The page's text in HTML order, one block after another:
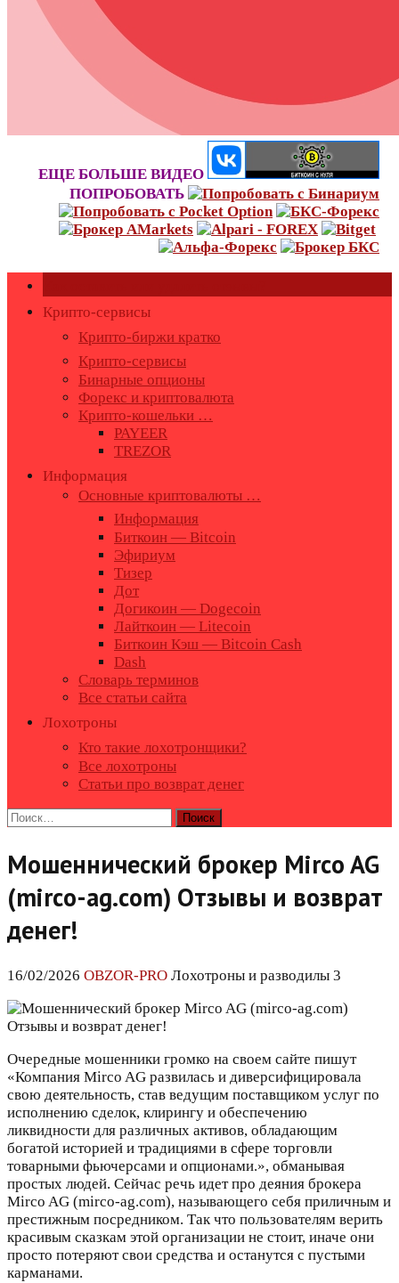
ЕЩЕ БОЛЬШЕ ВИДЕО
ПОПРОБОВАТЬ
Крипто-сервисы
Крипто-биржи кратко
Крипто-сервисы
Бинарные опционы
Форекс и криптовалюта
Крипто-кошельки …
PAYEER
TREZOR
Информация
Основные криптовалюты …
Информация
Биткоин — Bitcoin
Эфириум
Тизер
Дот
Догикоин — Dogecoin
Лайткоин — Litecoin
Биткоин Кэш — Bitcoin Cash
Dash
Словарь терминов
Все статьи сайта
Лохотроны
Кто такие лохотронщики?
Все лохотроны
Статьи про возврат денег
Найти:
Мошеннический брокер Mirco AG
(mirco-ag.com) Отзывы и возврат
денег!
16/02/2026 OBZOR-PRO Лохотроны и разводилы 3
Очередные мошенники громко на своем сайте пишут
«Компания Mirco AG развилась и диверсифицировала
свою деятельность, став ведущим поставщиком услуг по
исполнению сделок, клирингу и обеспечению
ликвидности для различных активов, обладающим
богатой историей и традициями в сфере торговли
товарными фьючерсами и опционами.», обманывая
простых людей. Сейчас речь идет про деяния брокера
Mirco AG (mirco-ag.com), называющего себя приличным и
престижным посредником. Так что пользователям верить
красивым сказкам этой организации не стоит, иначе они
просто потеряют свои средства и останутся с пустыми
карманами.